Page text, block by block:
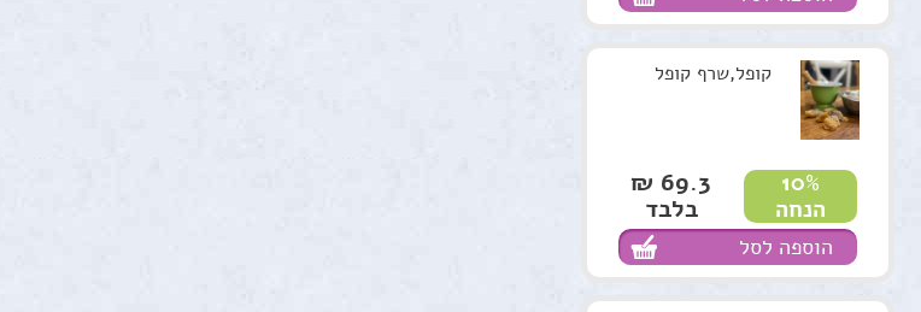
קופל,שרף קופל
10%
הנחה
69.3 ₪
בלבד
הוספה לסל